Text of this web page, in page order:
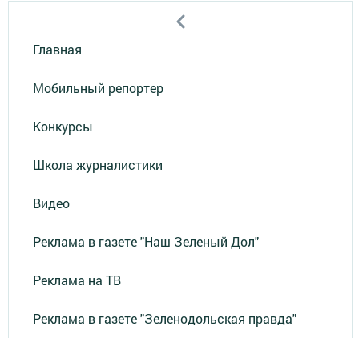
Главная
Мобильный репортер
Конкурсы
Школа журналистики
Видео
Реклама в газете "Наш Зеленый Дол"
Реклама на ТВ
Реклама в газете "Зеленодольская правда"